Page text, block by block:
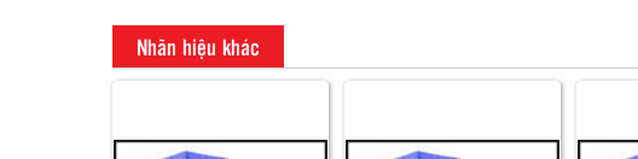
Nhãn hiệu khác